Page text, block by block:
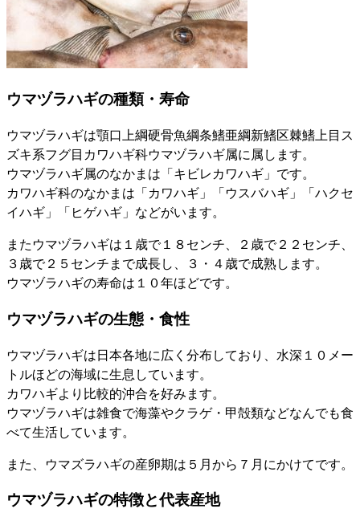
ウマヅラハギの種類・寿命
ウマヅラハギは顎口上綱硬骨魚綱条鰭亜綱新鰭区棘鰭上目ス
ズキ系フグ目カワハギ科ウマヅラハギ属に属します。
ウマヅラハギ属のなかまは「キビレカワハギ」です。
カワハギ科のなかまは「カワハギ」「ウスバハギ」「ハクセ
イハギ」「ヒゲハギ」などがいます。
またウマヅラハギは１歳で１８センチ、２歳で２２センチ、
３歳で２５センチまで成長し、３・４歳で成熟します。
ウマヅラハギの寿命は１０年ほどです。
ウマヅラハギの生態・食性
ウマヅラハギは日本各地に広く分布しており、水深１０メー
トルほどの海域に生息しています。
カワハギより比較的沖合を好みます。
ウマヅラハギは雑食で海藻やクラゲ・甲殻類などなんでも食
べて生活しています。
また、ウマズラハギの産卵期は５月から７月にかけてです。
ウマヅラハギの特徴と代表産地